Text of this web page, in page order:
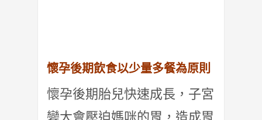
懷孕後期飲食以少量多餐為原則
懷孕後期胎兒快速成長，子宮
變大會壓迫媽咪的胃， 造成胃